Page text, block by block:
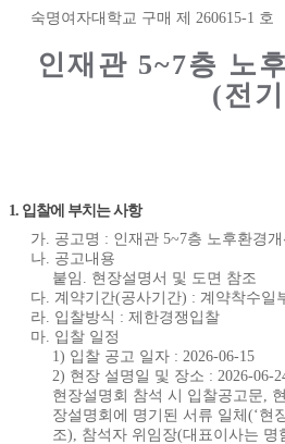
숙명여자대학교 구매 제 260615-1 호
인재관 5~7층 노
(전
1. 입찰에 부치는 사항
가. 공고명 : 인재관 5~7층 노후환경
나. 공고내용
붙임. 현장설명서 및 도면 참조
다. 계약기간(공사기간) : 계약착수일
라. 입찰방식 : 제한경쟁입찰
마. 입찰 일정
1) 입찰 공고 일자 : 2026-06-15
2) 현장 설명일 및 장소 : 2026-06-
현장설명회 참석 시 입찰공고문,
장설명회에 명기된 서류 일체(‘현
조), 참석자 위임장(대표이사는